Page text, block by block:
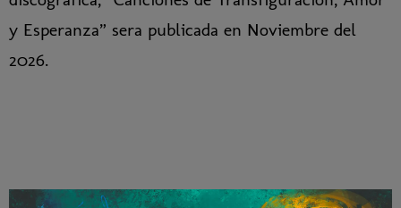
y Esperanza” sera publicada en Noviembre del
2026.